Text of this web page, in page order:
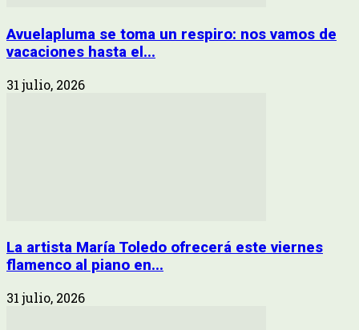
Avuelapluma se toma un respiro: nos vamos de
vacaciones hasta el...
31 julio, 2026
La artista María Toledo ofrecerá este viernes
flamenco al piano en...
31 julio, 2026